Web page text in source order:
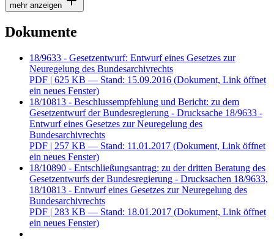
mehr anzeigen
Dokumente
18/9633 - Gesetzentwurf: Entwurf eines Gesetzes zur
Neuregelung des Bundesarchivrechts
PDF | 625 KB — Stand: 15.09.2016 (Dokument, Link öffnet
ein neues Fenster)
18/10813 - Beschlussempfehlung und Bericht: zu dem
Gesetzentwurf der Bundesregierung - Drucksache 18/9633 -
Entwurf eines Gesetzes zur Neuregelung des
Bundesarchivrechts
PDF | 257 KB — Stand: 11.01.2017 (Dokument, Link öffnet
ein neues Fenster)
18/10890 - Entschließungsantrag: zu der dritten Beratung des
Gesetzentwurfs der Bundesregierung - Drucksachen 18/9633,
18/10813 - Entwurf eines Gesetzes zur Neuregelung des
Bundesarchivrechts
PDF | 283 KB — Stand: 18.01.2017 (Dokument, Link öffnet
ein neues Fenster)